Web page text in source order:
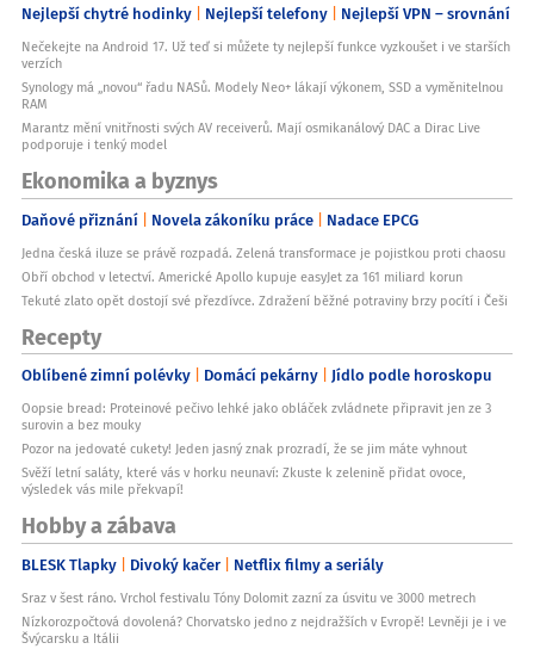
Nejlepší chytré hodinky Nejlepší telefony Nejlepší VPN – srovnání
Nečekejte na Android 17. Už teď si můžete ty nejlepší funkce vyzkoušet i ve starších
verzích
Synology má „novou“ řadu NASů. Modely Neo+ lákají výkonem, SSD a vyměnitelnou
RAM
Marantz mění vnitřnosti svých AV receiverů. Mají osmikanálový DAC a Dirac Live
podporuje i tenký model
Ekonomika a byznys
Daňové přiznání Novela zákoníku práce Nadace EPCG
Jedna česká iluze se právě rozpadá. Zelená transformace je pojistkou proti chaosu
Obří obchod v letectví. Americké Apollo kupuje easyJet za 161 miliard korun
Tekuté zlato opět dostojí své přezdívce. Zdražení běžné potraviny brzy pocítí i Češi
Recepty
Oblíbené zimní polévky Domácí pekárny Jídlo podle horoskopu
Oopsie bread: Proteinové pečivo lehké jako obláček zvládnete připravit jen ze 3
surovin a bez mouky
Pozor na jedovaté cukety! Jeden jasný znak prozradí, že se jim máte vyhnout
Svěží letní saláty, které vás v horku neunaví: Zkuste k zelenině přidat ovoce,
výsledek vás mile překvapí!
Hobby a zábava
BLESK Tlapky Divoký kačer Netflix filmy a seriály
Sraz v šest ráno. Vrchol festivalu Tóny Dolomit zazní za úsvitu ve 3000 metrech
Nízkorozpočtová dovolená? Chorvatsko jedno z nejdražších v Evropě! Levněji je i ve
Švýcarsku a Itálii